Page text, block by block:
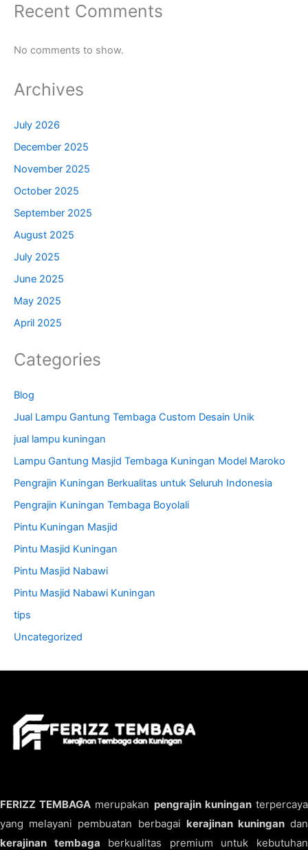
Recent Comments
No comments to show.
Archives
July 2026
December 2025
November 2025
October 2025
September 2025
August 2025
July 2025
June 2025
May 2025
April 2025
Categories
Blog
Jual Lampu Gantung Tembaga Custom Desain Unik
jual lampu kuningan
Lampu Gantung Masjid Tembaga Kuningan Model Maroko
Pengrajin Kuningan Berkualitas untuk Seluruh Indonesia
Pengrajin Kuningan Tembaga Boyolali
Pintu Kuningan Masjid
Pintu Masjid Kuningan
Pintu Masjid Nabawi
Pintu Masjid Nabawi Kuningan
tips
Uncategorized
FERIZZ TEMBAGA merupakan pengrajin kuninganterpercaya
yang melayani pembuatan berbagai kerajinan kuningandan
kerajinan tembaga berkualitas premium untuk kebutuhan